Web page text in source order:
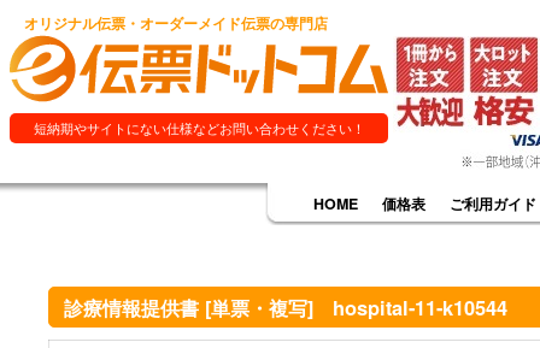
オリジナル伝票・オーダーメイド伝票の専門店
短納期やサイトにない仕様などお問い合わせください！
HOME 価格表 ご利用ガイド
診療情報提供書 [単票・複写] hospital-11-k10544